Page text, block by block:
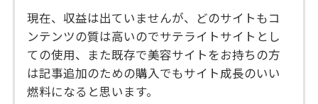
現在、収益は出ていませんが、どのサイトもコ
ンテンツの質は高いのでサテライトサイトとし
ての使用、また既存で美容サイトをお持ちの方
は記事追加のための購入でもサイト成長のいい
燃料になると思います。